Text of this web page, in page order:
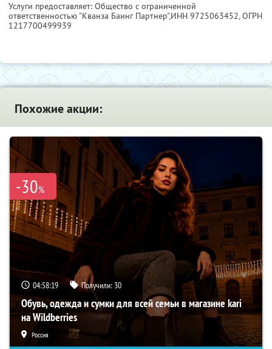
Услуги предоставляет: Общество с ограниченной
ответственностью "Кванза Баинг Партнер",ИНН 9725063452, ОГРН
1217700499939
Похожие акции:
-30%
04:58:18 Получили: 30
Обувь, одежда и сумки для всей семьи в магазине kari
на Wildberries
Россия